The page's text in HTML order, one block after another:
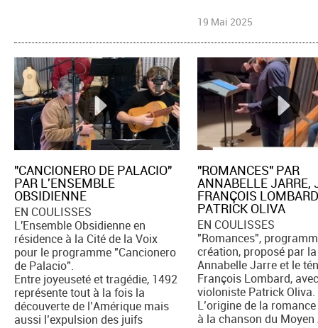
19 Mai 2025
"CANCIONERO DE PALACIO"
PAR L'ENSEMBLE
OBSIDIENNE
EN COULISSES
L'Ensemble Obsidienne en
résidence à la Cité de la Voix
pour le programme "Cancionero
de Palacio".
Entre joyeuseté et tragédie, 1492
représente tout à la fois la
découverte de l’Amérique mais
aussi l’expulsion des juifs
"ROMANCES" PAR
ANNABELLE JARRE,
FRANÇOIS
PATRICK OLIVA
EN COULISSES
"Romances",
création, proposé par
Annabelle Jarre et le
François Lombard,
violoniste Patrick Oliva.
L’origine de la
à la chanson du Moyen